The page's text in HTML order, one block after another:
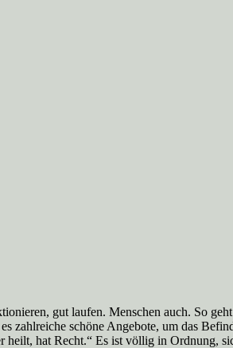
gut laufen. Menschen auch. So
schöne Angebote, um das
hat Recht.“ Es ist völlig in Ordnung,